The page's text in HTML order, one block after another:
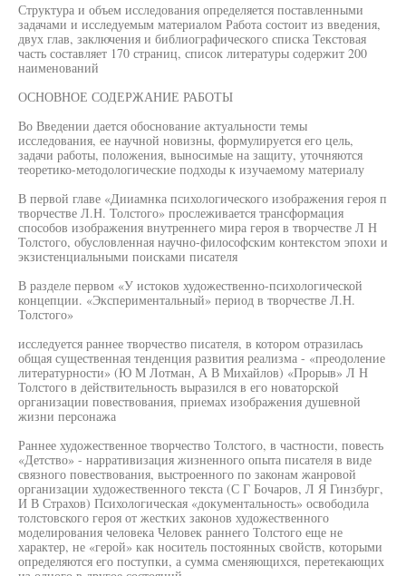
Структура и объем исследования определяется поставленными
задачами и исследуемым материалом Работа состоит из введения,
двух глав, заключения и библиографического списка Текстовая
часть составляет 170 страниц, список литературы содержит 200
наименований
ОСНОВНОЕ СОДЕРЖАНИЕ РАБОТЫ
Во Введении дается обоснование актуальности темы
исследования, ее научной новизны, формулируется его цель,
задачи работы, положения, выносимые на защиту, уточняются
теоретико-методологические подходы к изучаемому материалу
В первой главе «Дииамнка психологического изображения героя п
творчестве Л.Н. Толстого» прослеживается трансформация
способов изображения внутреннего мира героя в творчестве Л Н
Толстого, обусловленная научно-философским контекстом эпохи и
экзистенциальными поисками писателя
В разделе первом «У истоков художественно-психологической
концепции. «Экспериментальный» период в творчестве Л.Н.
Толстого»
исследуется раннее творчество писателя, в котором отразилась
общая существенная тенденция развития реализма - «преодоление
литературности» (Ю М Лотман, А В Михайлов) «Прорыв» Л Н
Толстого в действительность выразился в его новаторской
организации повествования, приемах изображения душевной
жизни персонажа
Раннее художественное творчество Толстого, в частности, повесть
«Детство» - нарративизация жизненного опыта писателя в виде
связного повествования, выстроенного по законам жанровой
организации художественного текста (С Г Бочаров, Л Я Гинзбург,
И В Страхов) Психологическая «документальность» освободила
толстовского героя от жестких законов художественного
моделирования человека Человек раннего Толстого еще не
характер, не «герой» как носитель постоянных свойств, которыми
определяются его поступки, а сумма сменяющихся, перетекающих